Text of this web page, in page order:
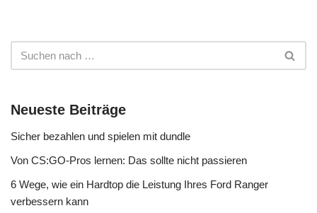
Neueste Beiträge
Sicher bezahlen und spielen mit dundle
Von CS:GO-Pros lernen: Das sollte nicht passieren
6 Wege, wie ein Hardtop die Leistung Ihres Ford Ranger
verbessern kann